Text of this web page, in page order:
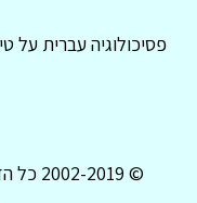
פסיכולוגיה עברית על
© 2002-2019 כל הזכויות שמורות לפסיכולוגיה עברית